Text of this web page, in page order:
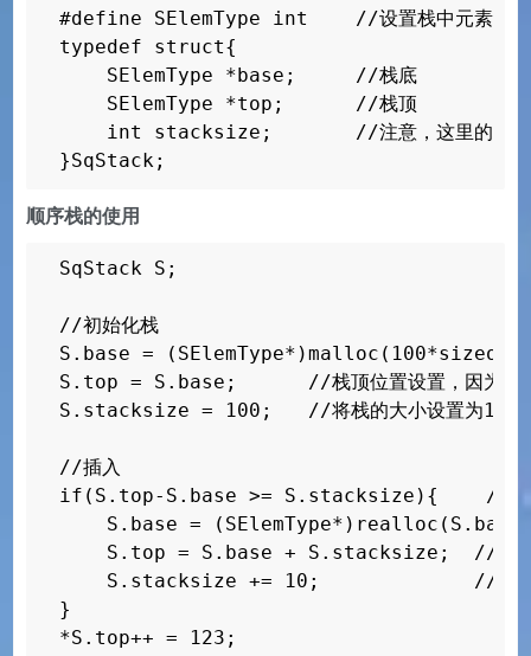
#define SElemType int    //设置栈中元素的
typedef struct{
    SElemType *base;     //栈底
    SElemType *top;      //栈顶
int stacksize;       //注意，这里的栈的大
}SqStack;
顺序栈的使用
SqStack S;
//初始化栈
S.base =
S.top = S.base;      //栈顶位置设置，因为此时
S.stacksize = 100;   //将栈的大小设置为100，
//插入
if(S.top-S.base >= S.stacksize){    //这部分
S.base = (SElemType*)realloc(S.base,
S.top = S.base + S.stacksize;  //栈底
S.stacksize += 10;             //将栈
}
*S.top++ = 123;